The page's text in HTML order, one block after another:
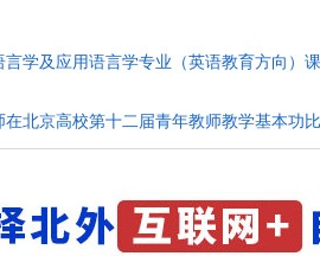
学及应用语言学专业（英语教育方向）
北京高校第十二届青年教师教学基本功